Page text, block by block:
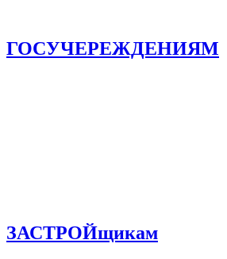
ГОСУЧЕРЕЖДЕНИЯМ
ЗАСТРОЙщикам